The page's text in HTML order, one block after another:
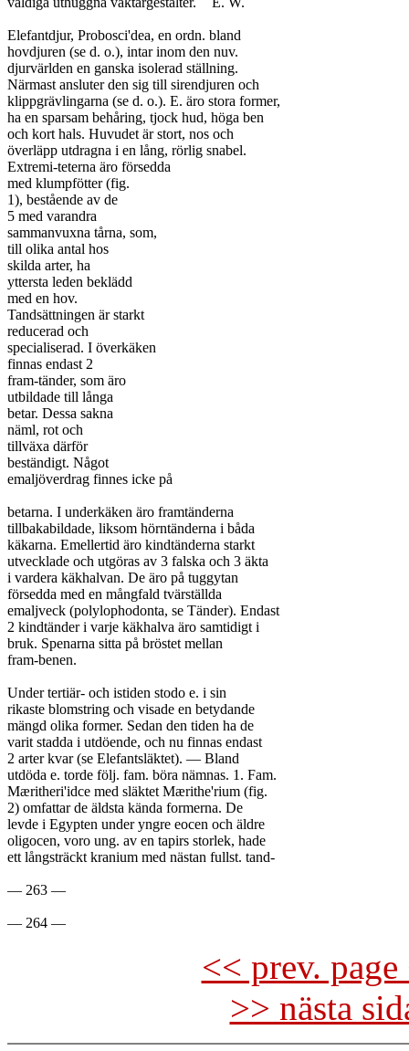
Elefantdjur, Probosci'dea, en ordn. bland
hovdjuren (se d. o.), intar inom den nuv.
djurvärlden en ganska isolerad ställning.
Närmast ansluter den sig till sirendjuren och
klippgrävlingarna (se d. o.). E. äro stora former,
ha en sparsam behåring, tjock hud, höga ben
och kort hals. Huvudet är stort, nos och
överläpp utdragna i en lång, rörlig snabel.
Extremi-teterna äro försedda
med klumpfötter (fig.
1), bestående av de
5 med varandra
sammanvuxna tårna, som,
till olika antal hos
skilda arter, ha
yttersta leden beklädd
med en hov.
Tandsättningen är starkt
reducerad och
specialiserad. I överkäken
finnas endast 2
fram-tänder, som äro
utbildade till långa
betar. Dessa sakna
näml, rot och
tillväxa därför
beständigt. Något
emaljöverdrag finnes icke på
betarna. I underkäken äro framtänderna
tillbakabildade, liksom hörntänderna i båda
käkarna. Emellertid äro kindtänderna starkt
utvecklade och utgöras av 3 falska och 3 äkta
i vardera käkhalvan. De äro på tuggytan
försedda med en mångfald tvärställda
emaljveck (polylophodonta, se Tänder). Endast
2 kindtänder i varje käkhalva äro samtidigt i
bruk. Spenarna sitta på bröstet mellan
fram-benen.
Under tertiär- och istiden stodo e. i sin
rikaste blomstring och visade en betydande
mängd olika former. Sedan den tiden ha de
varit stadda i utdöende, och nu finnas endast
2 arter kvar (se Elefantsläktet). — Bland
utdöda e. torde följ. fam. böra nämnas. 1. Fam.
Mæritheri'idce med släktet Mærithe'rium (fig.
2) omfattar de äldsta kända formerna. De
levde i Egypten under yngre eocen och äldre
oligocen, voro ung. av en tapirs storlek, hade
ett långsträckt kranium med nästan fullst. tand-
— 263 —
<< prev.
>> nästa